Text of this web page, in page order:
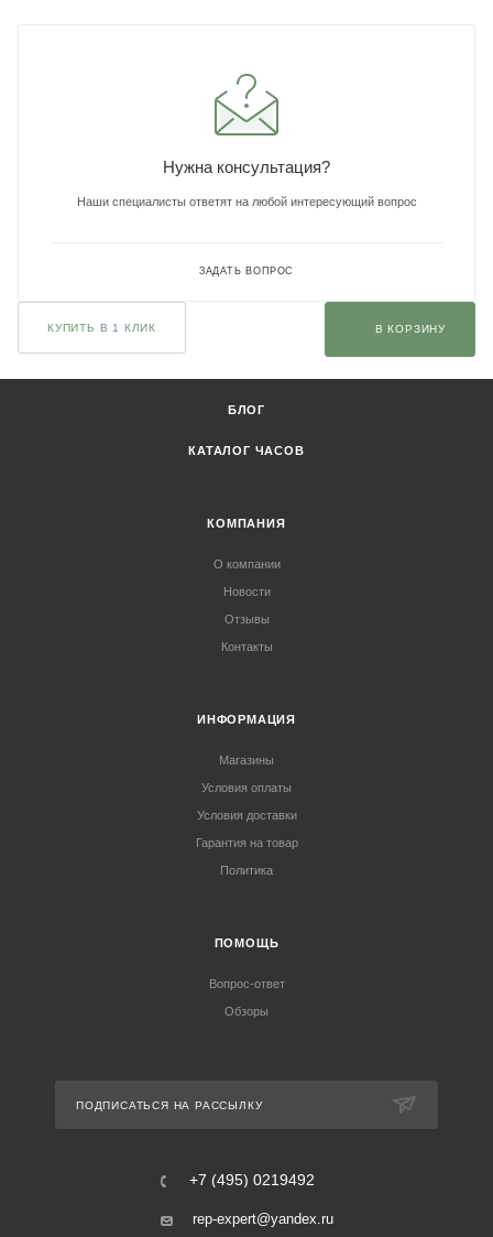
Нужна консультация?
Наши специалисты ответят на любой интересующий вопрос
ЗАДАТЬ ВОПРОС
КУПИТЬ В 1 КЛИК В КОРЗИНУ
БЛОГ
КАТАЛОГ ЧАСОВ
КОМПАНИЯ
О компании
Новости
Отзывы
Контакты
ИНФОРМАЦИЯ
Магазины
Условия оплаты
Условия доставки
Гарантия на товар
Политика
ПОМОЩЬ
Вопрос-ответ
Обзоры
ПОДПИСАТЬСЯ НА РАССЫЛКУ
+7 (495) 0219492
rep-expert@yandex.ru